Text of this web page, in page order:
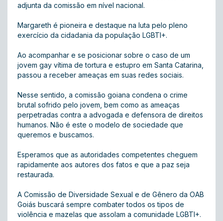
adjunta da comissão em nível nacional.
Margareth é pioneira e destaque na luta pelo pleno
exercício da cidadania da população LGBTI+.
Ao acompanhar e se posicionar sobre o caso de um
jovem gay vítima de tortura e estupro em Santa Catarina,
passou a receber ameaças em suas redes sociais.
Nesse sentido, a comissão goiana condena o crime
brutal sofrido pelo jovem, bem como as ameaças
perpetradas contra a advogada e defensora de direitos
humanos. Não é este o modelo de sociedade que
queremos e buscamos.
Esperamos que as autoridades competentes cheguem
rapidamente aos autores dos fatos e que a paz seja
restaurada.
A Comissão de Diversidade Sexual e de Gênero da OAB
Goiás buscará sempre combater todos os tipos de
violência e mazelas que assolam a comunidade LGBTI+.